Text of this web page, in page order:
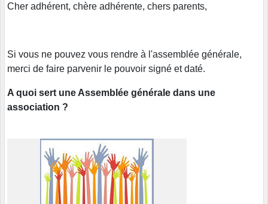
Cher adhérent, chère adhérente, chers parents,
Si vous ne pouvez vous rendre à l'assemblée générale,
merci de faire parvenir le pouvoir signé et daté.
A quoi sert une Assemblée générale dans une
association ?